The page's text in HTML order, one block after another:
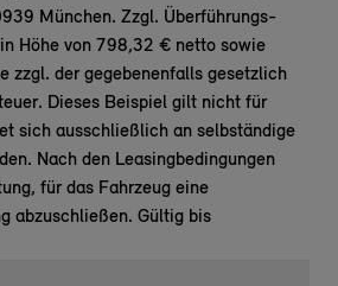
München. Zzgl. Überführungs-
Höhe von 798,32 € netto sowie
zzgl. der gegebenenfalls gesetzlich
Dieses Beispiel gilt nicht für
sich ausschließlich an selbständige
Nach den Leasingbedingungen
für das Fahrzeug eine
abzuschließen. Gültig bis